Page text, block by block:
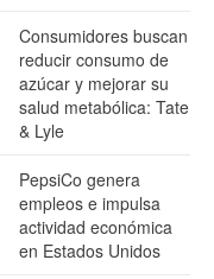
Consumidores buscan
reducir consumo de
azúcar y mejorar su
salud metabólica: Tate
& Lyle
PepsiCo genera
empleos e impulsa
actividad económica
en Estados Unidos